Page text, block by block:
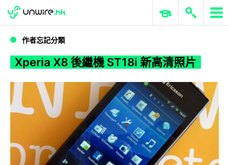
Xperia X8 後繼機 ST18i 新高清照片
WWDC 2026 ERP 與商業 AI
作者忘記分類
Xperia X8 後繼機 ST18i 新高清照片